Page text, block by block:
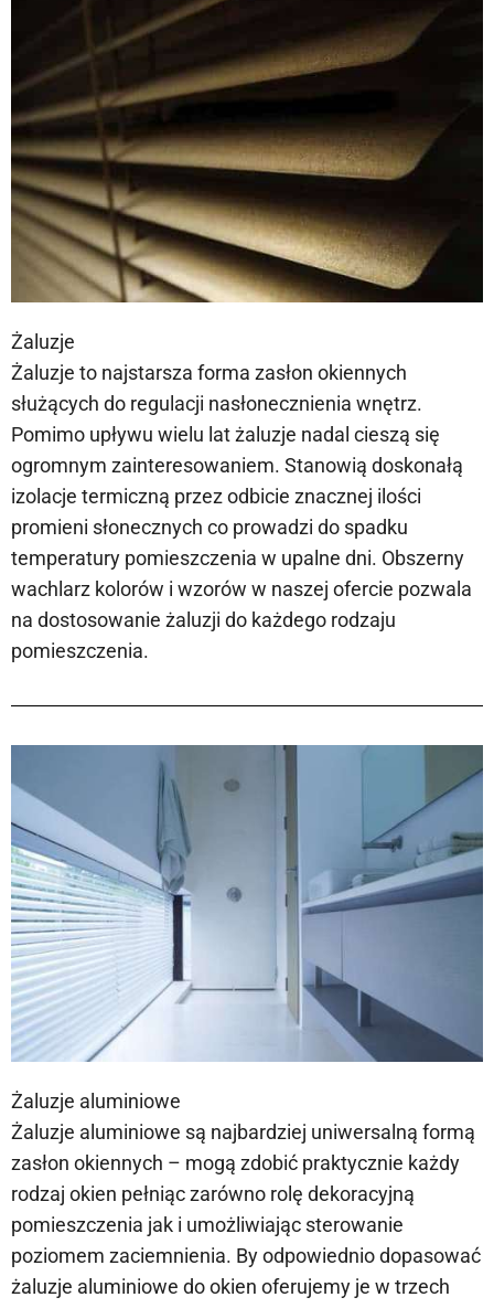
Żaluzje
Żaluzje to najstarsza forma zasłon okiennych
służących do regulacji nasłonecznienia wnętrz.
Pomimo upływu wielu lat żaluzje nadal cieszą się
ogromnym zainteresowaniem. Stanowią doskonałą
izolacje termiczną przez odbicie znacznej ilości
promieni słonecznych co prowadzi do spadku
temperatury pomieszczenia w upalne dni. Obszerny
wachlarz kolorów i wzorów w naszej ofercie pozwala
na dostosowanie żaluzji do każdego rodzaju
pomieszczenia.
Żaluzje aluminiowe
Żaluzje aluminiowe są najbardziej uniwersalną formą
zasłon okiennych – mogą zdobić praktycznie każdy
rodzaj okien pełniąc zarówno rolę dekoracyjną
pomieszczenia jak i umożliwiając sterowanie
poziomem zaciemnienia. By odpowiednio dopasować
żaluzje aluminiowe do okien oferujemy je w trzech